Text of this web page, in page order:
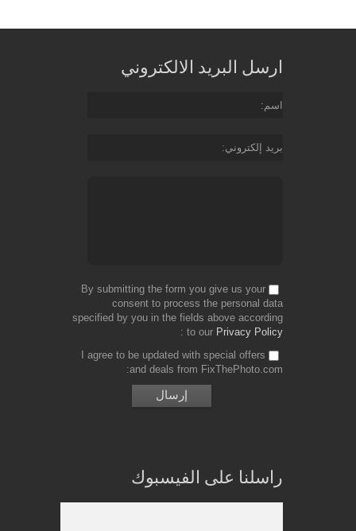
ارسل البريد الالكتروني
اسم
بريد إلكتروني
By submitting the form you give us your
consent to process the personal data
specified by you in the fields above according
to our Privacy Policy
I agree to be updated with special offers
and deals from FixThePhoto.com
راسلنا على الفيسبوك